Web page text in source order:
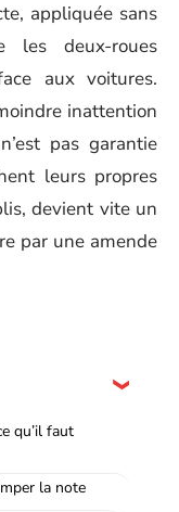
appliquée sans
les deux-roues
aux voitures.
inattention
pas garantie
leurs propres
devient vite un
par une amende
qu’il faut
la note